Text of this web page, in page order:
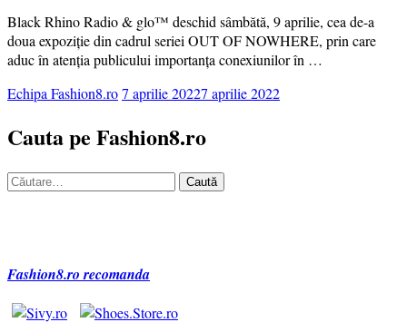
Black Rhino Radio & glo™ deschid sâmbătă, 9 aprilie, cea de-a
doua expoziție din cadrul seriei OUT OF NOWHERE, prin care
aduc în atenția publicului importanța conexiunilor în …
Echipa Fashion8.ro7 aprilie 20227 aprilie 2022
Cauta pe Fashion8.ro
Caută
Fashion8.ro recomanda